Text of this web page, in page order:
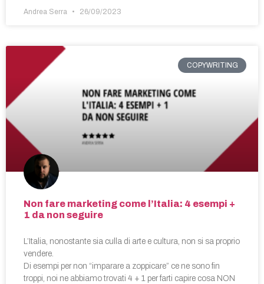
Andrea Serra 26/09/2023
COPYWRITING
Non fare marketing come l’Italia: 4 esempi +
1 da non seguire
L’Italia, nonostante sia culla di arte e cultura, non si sa proprio
vendere.
Di esempi per non “imparare a zoppicare” ce ne sono fin
troppi, noi ne abbiamo trovati 4 + 1 per farti capire cosa NON